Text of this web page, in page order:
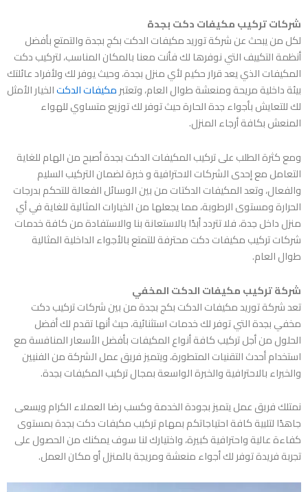
شركات تركيب مكيفات دكت بجدة
لكل من يبحث عنشركة توريد مكيفات الدكت بكج بجدةوالتمتع بأفضل
أنظمة التكييف التي نوفرها لك فأنت معنا بالمكان المناسب، لتركيب دكت
المكيفات الذي يعد قرار حكيم لأي منزل بجدة، وحيث يوفر لك ولأفراد عائلتك
بيئة داخلية مريحة ومنعشة طوال العام، وتعتبرمكيفات الدكتالخيار الأمثل
لك للتعايش بأجواء جدة الحارة حيث توفر لك توزيع متساوي للهواء
المنعش بكافة أرجاء المنزل.
ومع كثرة الطلب على تركيب المكيفات الدكت بجدة أصبح من الهام للغاية
التعامل مع إحدى الشركات الاحترافية و خبرة لضمان التركيب السليم
والفعال، وتعد المكيفات الدكتات من بين الوسائل الفعالة للتحكم بدرجات
الحرارة ومستوى الرطوبة، مما يجعلها من الخيارات المثالية للغاية في أي
منزل داخل جدة، فلا تتردد أبدًا بالاستعانة بنا والاستفادة من كافة خدمات
شركات تركيب مكيفات دكت محترفة للتمتع بالأجواء الداخلية المثالية
طوال العام.
شركة تركيب مكيفات الدكت المخفي
تعدشركة توريد مكيفات الدكت بكج بجدةمن بين شركات تركيب دكت
مخفي بجدة التي توفر لك خدمات استثنائية، حيث أنها تقدم لك أفضل
الحلول من أجل تركيب كافة أنواع المكيفات بأفضل الأسعار المنافسة مع
استخدام أحدث التقنيات المتطورة، ويتميز فريق عمل الشركة من الفنيين
والخبراء بالاحترافية والخبرة الواسعة بمجال تركيب المكيفات بجدة.
نمتلك فريق عمل يتميز بجودة الخدمة وكسب رضا العملاء الكرام ويسعى
جاهدًا لتلبية كافة احتياجاتكم بمهام تركيب مكيفات دكت بجدة بمستوى
كفاءة عالية واحترافية كبيرة، واختيارك لنا سوف يمكنك من الحصول على
تجربة فريدة توفر لك أجواء منعشة ومريجة بالمنزل أو مكان العمل.